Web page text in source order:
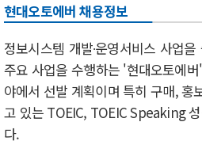
현대오토에버 채용정보
정보시스템 개발∙운영서비스 사업
주요 사업을 수행하는 '현대오토에
야에서 선발 계획이며 특히 구매, 홍
고 있는 TOEIC, TOEIC Speaking
다.